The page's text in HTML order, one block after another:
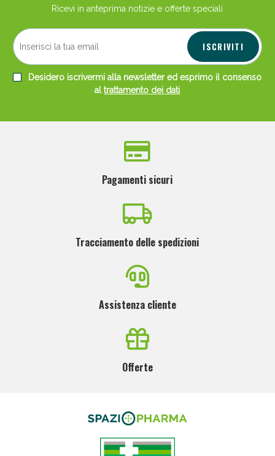
Ricevi in anteprima notizie e offerte speciali
ISCRIVITI
Desidero iscrivermi alla newsletter ed esprimo il consenso
altrattamento dei dati
Pagamenti sicuri
Tracciamento delle spedizioni
Assistenza cliente
Offerte